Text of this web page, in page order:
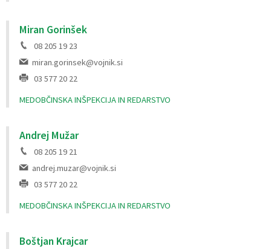
Miran Gorinšek
08 205 19 23
miran.gorinsek@vojnik.si
03 577 20 22
MEDOBČINSKA INŠPEKCIJA IN REDARSTVO
Andrej Mužar
08 205 19 21
andrej.muzar@vojnik.si
03 577 20 22
MEDOBČINSKA INŠPEKCIJA IN REDARSTVO
Boštjan Krajcar